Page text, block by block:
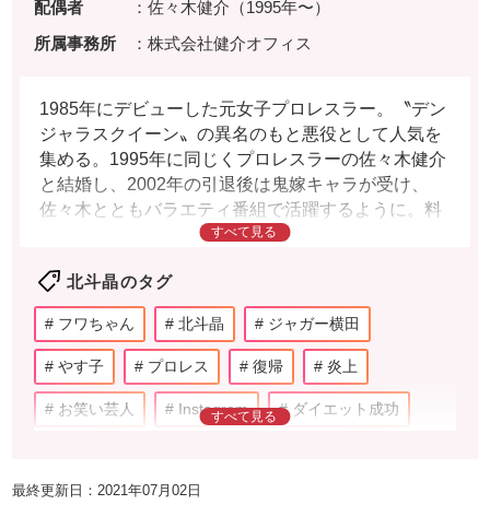
配偶者
：佐々木健介（1995年〜）
所属事務所
：株式会社健介オフィス
1985年にデビューした元女子プロレスラー。〝デン
ジャラスクイーン〟の異名のもと悪役として人気を
集める。1995年に同じくプロレスラーの佐々木健介
と結婚し、2002年の引退後は鬼嫁キャラが受け、
佐々木とともバラエティ番組で活躍するように。料
理も得意で数多くのテレビ番組でその腕前を披露、
した1人としてあげられる。2015年には乳がんであ
ることを公表し、右乳房の全摘手術を受けた。夫は
プロレスラーの佐々木健介。
北斗晶のタグ
フワちゃん 北斗晶 ジャガー横田
やす子 プロレス 復帰 炎上
お笑い芸人 Instagram ダイエット成功
SNS 女優
最終更新日：2021年07月02日